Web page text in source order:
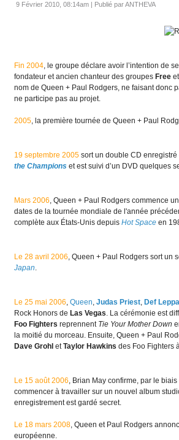
9 Février 2010, 08:14am | Publié par ANTHEVA
Fin 2004, le groupe déclare avoir l’intention de
fondateur et ancien chanteur des groupes Free et
nom de Queen + Paul Rodgers, ne faisant donc
ne participe pas au projet.
2005, la première tournée de Queen + Paul
19 septembre 2005 sort un double CD
the Champions et est suivi d’un DVD quelques
Mars 2006, Queen + Paul Rodgers commence
dates de la tournée mondiale de l'année
complète aux États-Unis depuis Hot Space en
Le 28 avril 2006, Queen + Paul Rodgers sort un
Japan.
Le 25 mai 2006, Queen, Judas Priest, Def
Rock Honors de Las Vegas. La cérémonie est
Foo Fighters reprennent Tie Your Mother Down
la moitié du morceau. Ensuite, Queen + Paul
Dave Grohl etTaylor Hawkins des Foo Fighters
Le 15 août 2006, Brian May confirme, par le
commencer à travailler sur un nouvel album
enregistrement est gardé secret.
Le 18 mars 2008, Queen et Paul Rodgers
européenne.